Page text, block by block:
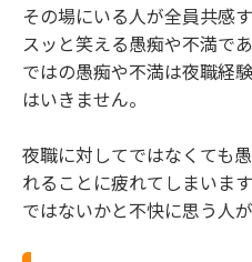
その場にいる人が全員共感
スッと笑える愚痴や不満で
ではの愚痴や不満は夜職経
はいきません。
夜職に対してではなくても
れることに疲れてしまいま
ではないかと不快に思う人